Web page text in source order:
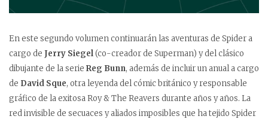
En este segundo volumen continuarán las aventuras de Spider a
cargo de Jerry Siegel(co-creador de Superman) y del clásico
dibujante de la serie Reg Bunn, además de incluir un anual a cargo
de David Sque, otra leyenda del cómic británico y responsable
gráfico de la exitosa Roy & The Reavers durante años y años. La
red invisible de secuaces y aliados imposibles que ha tejido Spider